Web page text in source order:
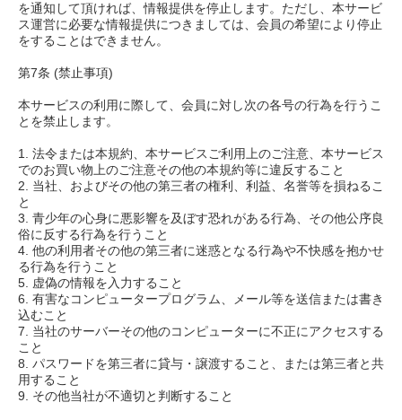
を通知して頂ければ、情報提供を停止します。ただし、本サービ
ス運営に必要な情報提供につきましては、会員の希望により停止
をすることはできません。
第7条 (禁止事項)
本サービスの利用に際して、会員に対し次の各号の行為を行うこ
とを禁止します。
1. 法令または本規約、本サービスご利用上のご注意、本サービス
でのお買い物上のご注意その他の本規約等に違反すること
2. 当社、およびその他の第三者の権利、利益、名誉等を損ねるこ
と
3. 青少年の心身に悪影響を及ぼす恐れがある行為、その他公序良
俗に反する行為を行うこと
4. 他の利用者その他の第三者に迷惑となる行為や不快感を抱かせ
る行為を行うこと
5. 虚偽の情報を入力すること
6. 有害なコンピュータープログラム、メール等を送信または書き
込むこと
7. 当社のサーバーその他のコンピューターに不正にアクセスする
こと
8. パスワードを第三者に貸与・譲渡すること、または第三者と共
用すること
9. その他当社が不適切と判断すること